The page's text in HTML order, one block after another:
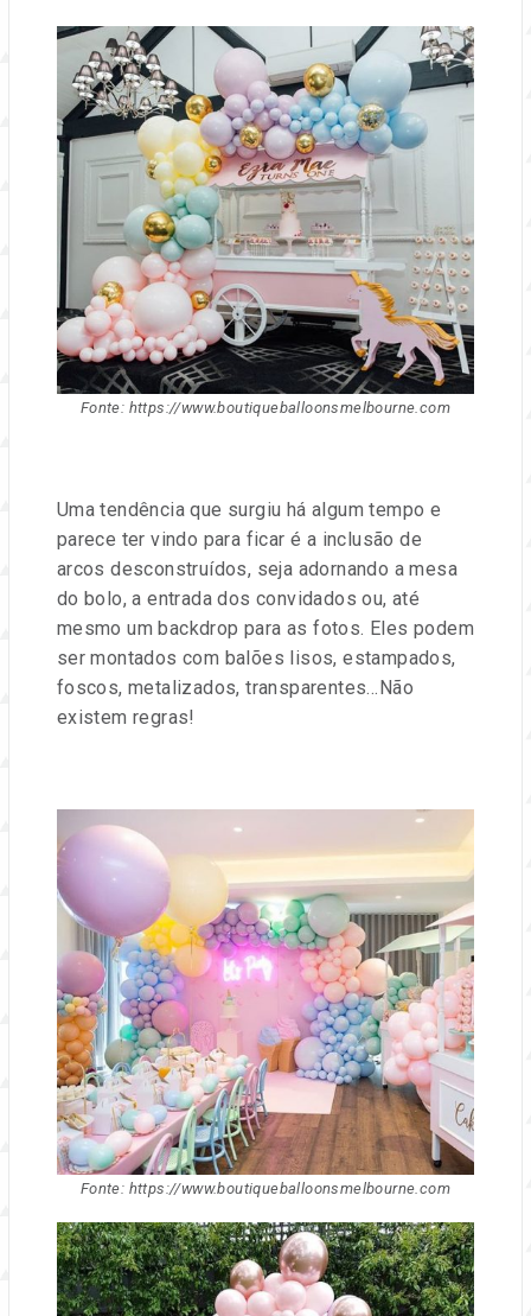
Fonte: https://www.boutiqueballoonsmelbourne.com
Uma tendência que surgiu há algum tempo e
parece ter vindo para ficar é a inclusão de
arcos desconstruídos, seja adornando a mesa
do bolo, a entrada dos convidados ou, até
mesmo um backdrop para as fotos. Eles podem
ser montados com balões lisos, estampados,
foscos, metalizados, transparentes…Não
existem regras!
Fonte: https://www.boutiqueballoonsmelbourne.com